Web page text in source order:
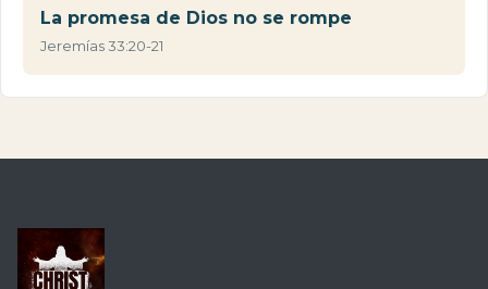
La promesa de Dios no se rompe
Jeremías 33:20-21